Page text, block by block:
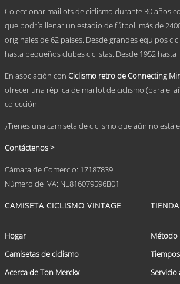
pueden
en
la
página
producto
Coleccionar maillots de ciclismo durante 30 años
que podría llenar un estadio de fútbol: más de
originales de 62 países. Desde grandes equipos
hasta pequeños clubes ciclistas. Desde 1952 hasta
En asociación con Ciclismo retro de Connecting
ofrecer una réplica de maillot de ciclismo (para el
colección.
¿Tienes una camiseta de ciclismo que aún no está
Contáctenos >
Cámara de Comercio: 17187839
Número de IVA: NL816079596B01
CAMISETA CICLISMO VINTAGE
Hogar
Camisetas de ciclismo
Acerca de Ton Merckx
Método
Servicio